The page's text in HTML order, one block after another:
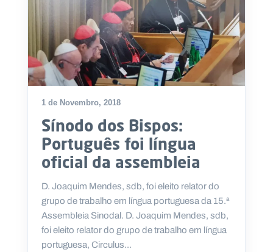
1 de Novembro, 2018
Sínodo dos Bispos:
Português foi língua
oficial da assembleia
D. Joaquim Mendes, sdb, foi eleito relator do
grupo de trabalho em língua portuguesa da 15.ª
Assembleia Sinodal. D. Joaquim Mendes, sdb,
foi eleito relator do grupo de trabalho em língua
portuguesa, Circulus...